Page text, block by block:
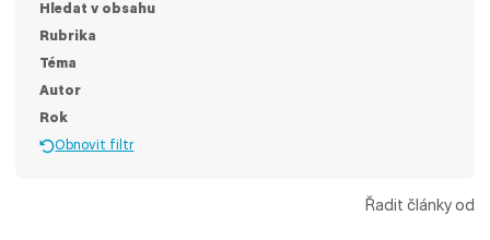
Hledat v obsahu
Rubrika
Téma
Autor
Rok
Obnovit filtr
Řadit články od